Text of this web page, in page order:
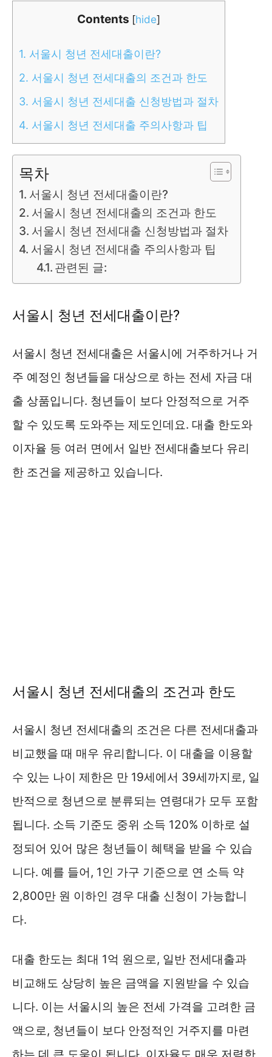
Contents [hide]
1. 서울시 청년 전세대출이란?
2. 서울시 청년 전세대출의 조건과 한도
3. 서울시 청년 전세대출 신청방법과 절차
4. 서울시 청년 전세대출 주의사항과 팁
목차
서울시 청년 전세대출이란?
서울시 청년 전세대출의 조건과 한도
서울시 청년 전세대출 신청방법과 절차
서울시 청년 전세대출 주의사항과 팁
관련된 글:
서울시 청년 전세대출이란?
서울시 청년 전세대출은 서울시에 거주하거나 거
주 예정인 청년들을 대상으로 하는 전세 자금 대
출 상품입니다. 청년들이 보다 안정적으로 거주
할 수 있도록 도와주는 제도인데요. 대출 한도와
이자율 등 여러 면에서 일반 전세대출보다 유리
한 조건을 제공하고 있습니다.
서울시 청년 전세대출의 조건과 한도
서울시 청년 전세대출의 조건은 다른 전세대출과
비교했을 때 매우 유리합니다. 이 대출을 이용할
수 있는 나이 제한은 만 19세에서 39세까지로, 일
반적으로 청년으로 분류되는 연령대가 모두 포함
됩니다. 소득 기준도 중위 소득 120% 이하로 설
정되어 있어 많은 청년들이 혜택을 받을 수 있습
니다. 예를 들어, 1인 가구 기준으로 연 소득 약
2,800만 원 이하인 경우 대출 신청이 가능합니
다.
대출 한도는 최대 1억 원으로, 일반 전세대출과
비교해도 상당히 높은 금액을 지원받을 수 있습
니다. 이는 서울시의 높은 전세 가격을 고려한 금
액으로, 청년들이 보다 안정적인 거주지를 마련